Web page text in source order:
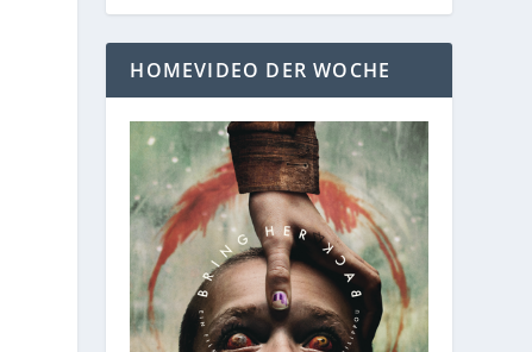
HOMEVIDEO DER WOCHE